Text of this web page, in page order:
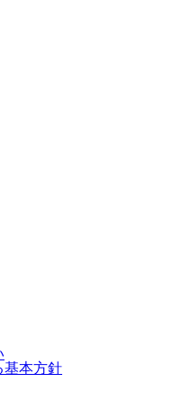
基本方針